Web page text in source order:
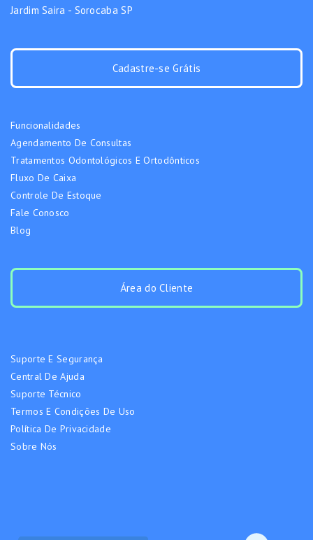
Jardim Saira - Sorocaba SP
Cadastre-se Grátis
Funcionalidades
Agendamento De Consultas
Tratamentos Odontológicos E Ortodônticos
Fluxo De Caixa
Controle De Estoque
Fale Conosco
Blog
Área do Cliente
Suporte E Segurança
Central De Ajuda
Suporte Técnico
Termos E Condições De Uso
Política De Privacidade
Sobre Nós